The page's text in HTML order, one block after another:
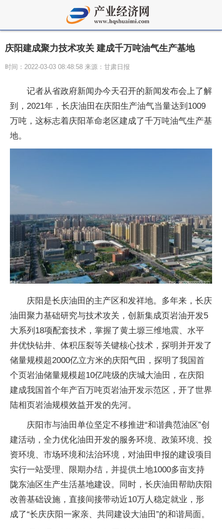
庆阳建成聚力技术攻关 建成千万吨油气生产基地
时间：2022-03-03 08:48:58 来源：甘肃日报
记者从省政府新闻办今天召开的新闻发布会上了解
到，2021年，长庆油田在庆阳生产油气当量达到1009
万吨，这标志着庆阳革命老区建成了千万吨油气生产基
地。
庆阳是长庆油田的主产区和发祥地。多年来，长庆
油田聚力基础研究与技术攻关，创新集成页岩油开发5
大系列18项配套技术，掌握了黄土塬三维地震、水平
井优快钻井、体积压裂等关键核心技术，探明并开发了
储量规模超2000亿立方米的庆阳气田，探明了我国首
个页岩油储量规模超10亿吨级的庆城大油田，在庆阳
建成我国首个年产百万吨页岩油开发示范区，开了世界
陆相页岩油规模效益开发的先河。
庆阳市与油田单位坚定不移推进“和谐典范油区”创
建活动，全力优化油田开发的服务环境、政策环境、投
资环境、市场环境和法治环境，对油田申报的建设项目
实行一站受理、限期办结，并提供土地1000多亩支持
陇东油区生产生活基地建设。同时，长庆油田帮助庆阳
改善基础设施，直接间接带动近10万人稳定就业，形
成了“长庆庆阳一家亲、共同建设大油田”的和谐局面。